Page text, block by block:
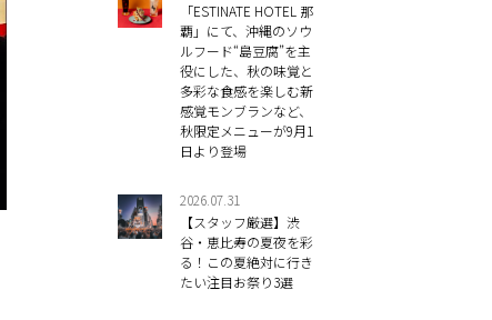
「ESTINATE HOTEL 那
覇」にて、沖縄のソウ
ルフード“島豆腐”を主
役にした、秋の味覚と
多彩な食感を楽しむ新
感覚モンブランなど、
秋限定メニューが9月1
日より登場
2026.07.31
【スタッフ厳選】渋
谷・恵比寿の夏夜を彩
る！この夏絶対に行き
たい注目お祭り3選